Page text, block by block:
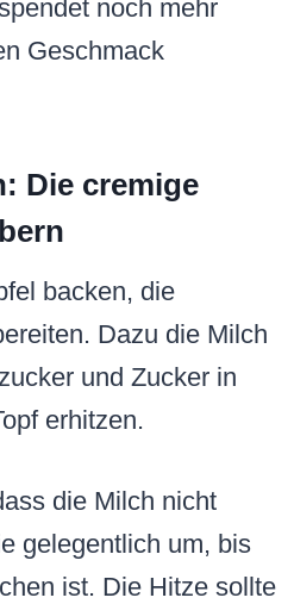
noch mehr
Geschmack
Die cremige
backen, die
Dazu die Milch
und Zucker in
erhitzen.
die Milch nicht
gelegentlich um, bis
ist. Die Hitze sollte